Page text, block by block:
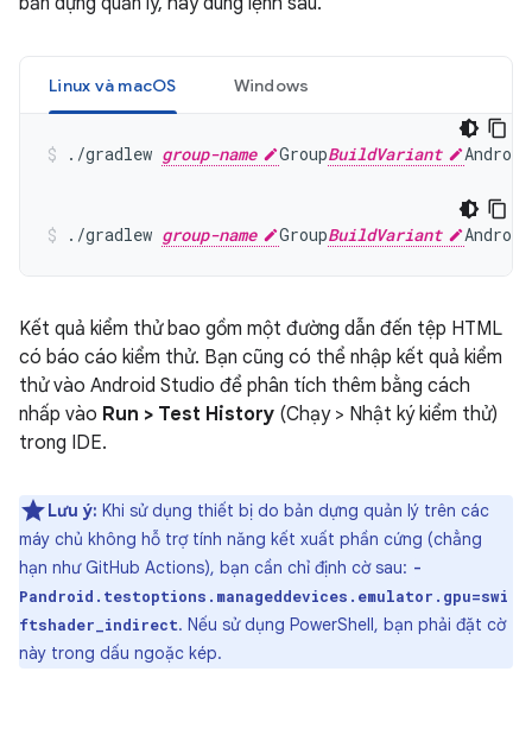
Linux và macOS Windows
./gradlew group-name GroupBuildVariant
./gradlew group-name GroupBuildVariant
Kết quả kiểm thử bao gồm một đường dẫn đến tệp HTML
có báo cáo kiểm thử. Bạn cũng có thể nhập kết quả kiểm
thử vào Android Studio để phân tích thêm bằng cách
nhấp vào Run > Test History (Chạy > Nhật ký kiểm thử)
trong IDE.
Lưu ý: Khi sử dụng thiết bị do bản dựng quản lý trên các
máy chủ không hỗ trợ tính năng kết xuất phần cứng (chẳng
hạn như GitHub Actions), bạn cần chỉ định cờ sau: -
Pandroid.testoptions.manageddevices.emulator.gpu=swi
ftshader_indirect. Nếu sử dụng PowerShell, bạn phải đặt cờ
này trong dấu ngoặc kép.